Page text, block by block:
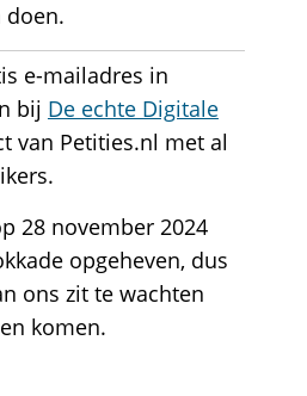
doen.
e-mailadres in
bij De echte Digitale
van Petities.nl met al
28 november 2024
opgeheven, dus
ons zit te wachten
komen.